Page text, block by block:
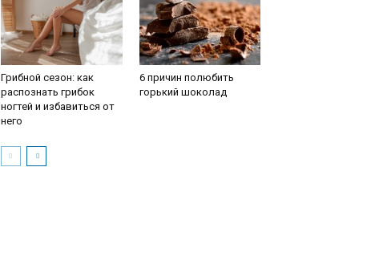
Грибной сезон: как
распознать грибок
ногтей и избавиться от
него
6 причин полюбить
горький шоколад